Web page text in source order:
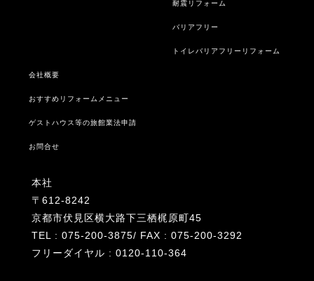
耐震リフォーム
バリアフリー
トイレバリアフリーリフォーム
会社概要
おすすめリフォームメニュー
ゲストハウス等の旅館業法申請
お問合せ
本社
〒612-8242
京都市伏見区横大路下三栖梶原町45
TEL : 075-200-3875/ FAX : 075-200-3292
フリーダイヤル : 0120-110-364